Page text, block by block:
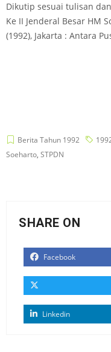
Dikutip sesuai tulisan
Ke II Jenderal Besar HM
(1992), Jakarta : Antara
Berita Tahun 1992
Soeharto, STPDN
SHARE ON
Facebook
Linkedin